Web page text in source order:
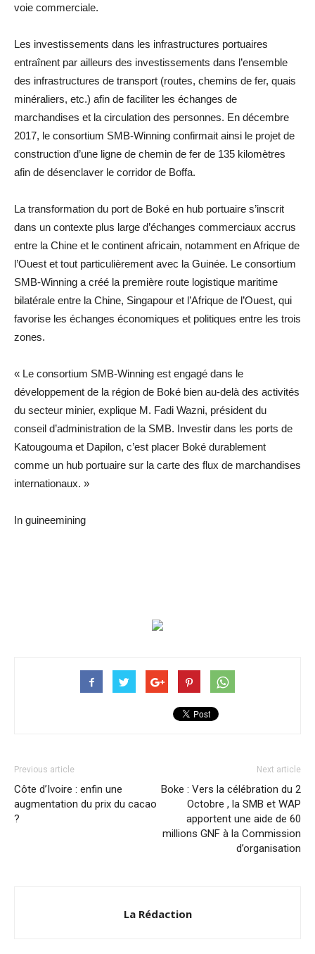
voie commerciale.
Les investissements dans les infrastructures portuaires
entraînent par ailleurs des investissements dans l’ensemble
des infrastructures de transport (routes, chemins de fer, quais
minéraliers, etc.) afin de faciliter les échanges de
marchandises et la circulation des personnes. En décembre
2017, le consortium SMB-Winning confirmait ainsi le projet de
construction d’une ligne de chemin de fer de 135 kilomètres
afin de désenclaver le corridor de Boffa.
La transformation du port de Boké en hub portuaire s’inscrit
dans un contexte plus large d’échanges commerciaux accrus
entre la Chine et le continent africain, notamment en Afrique de
l’Ouest et tout particulièrement avec la Guinée. Le consortium
SMB-Winning a créé la première route logistique maritime
bilatérale entre la Chine, Singapour et l’Afrique de l’Ouest, qui
favorise les échanges économiques et politiques entre les trois
zones.
« Le consortium SMB-Winning est engagé dans le
développement de la région de Boké bien au-delà des activités
du secteur minier, explique M. Fadi Wazni, président du
conseil d’administration de la SMB. Investir dans les ports de
Katougouma et Dapilon, c’est placer Boké durablement
comme un hub portuaire sur la carte des flux de marchandises
internationaux. »
In guineemining
Previous article
Côte d’Ivoire : enfin une
augmentation du prix du cacao
?
Next article
Boke : Vers la célébration du 2
Octobre , la SMB et WAP
apportent une aide de 60
millions GNF à la Commission
d’organisation
La Rédaction